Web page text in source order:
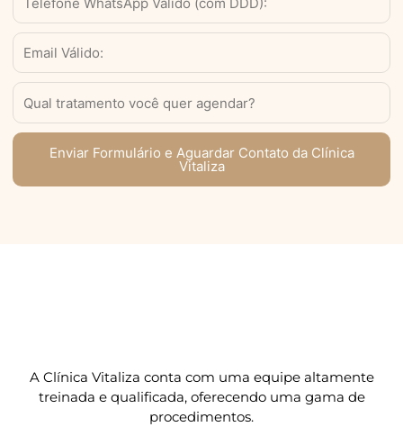
Válido
(com
DDD)
Email
Serviço
Enviar Formulário e Aguardar Contato da Clínica
Vitaliza
A Clínica Vitaliza conta com uma equipe altamente
treinada e qualificada, oferecendo uma gama de
procedimentos.